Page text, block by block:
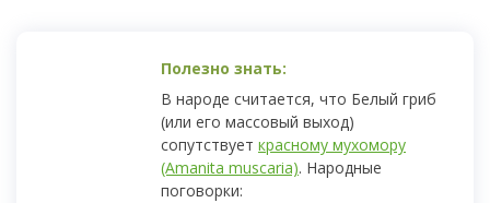
В народе считается, что Белый гриб
(или его массовый выход)
сопутствует красному мухомору
(Amanita muscaria). Народные
поговорки: